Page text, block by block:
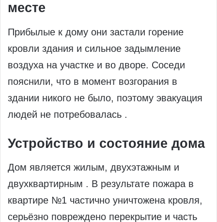
месте
Прибылые к дому они застали горение
кровли здания и сильное задымление
воздуха на участке и во дворе. Соседи
пояснили, что в момент возгорания в
здании никого не было, поэтому эвакуация
людей не потребовалась .
Устройство и состояние дома
Дом является жилым, двухэтажным и
двухквартирным . В результате пожара в
квартире №1 частично уничтожена кровля,
серьёзно повреждено перекрытие и часть